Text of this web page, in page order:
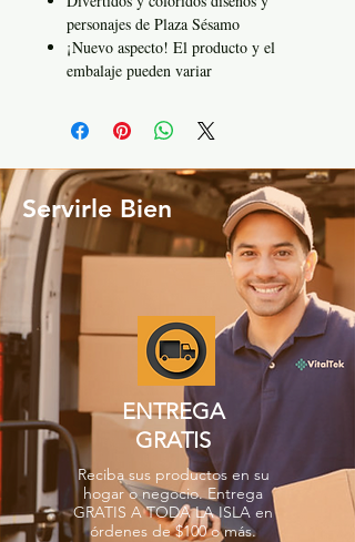
personajes de Plaza Sésamo
¡Nuevo aspecto! El producto y el
embalaje pueden variar
Servirle Bien
ENTREGA
GRATIS
Reciba sus productos en su
hogar o negocio. Entrega
GRATIS A TODA LA ISLA en
órdenes de $100 o más.